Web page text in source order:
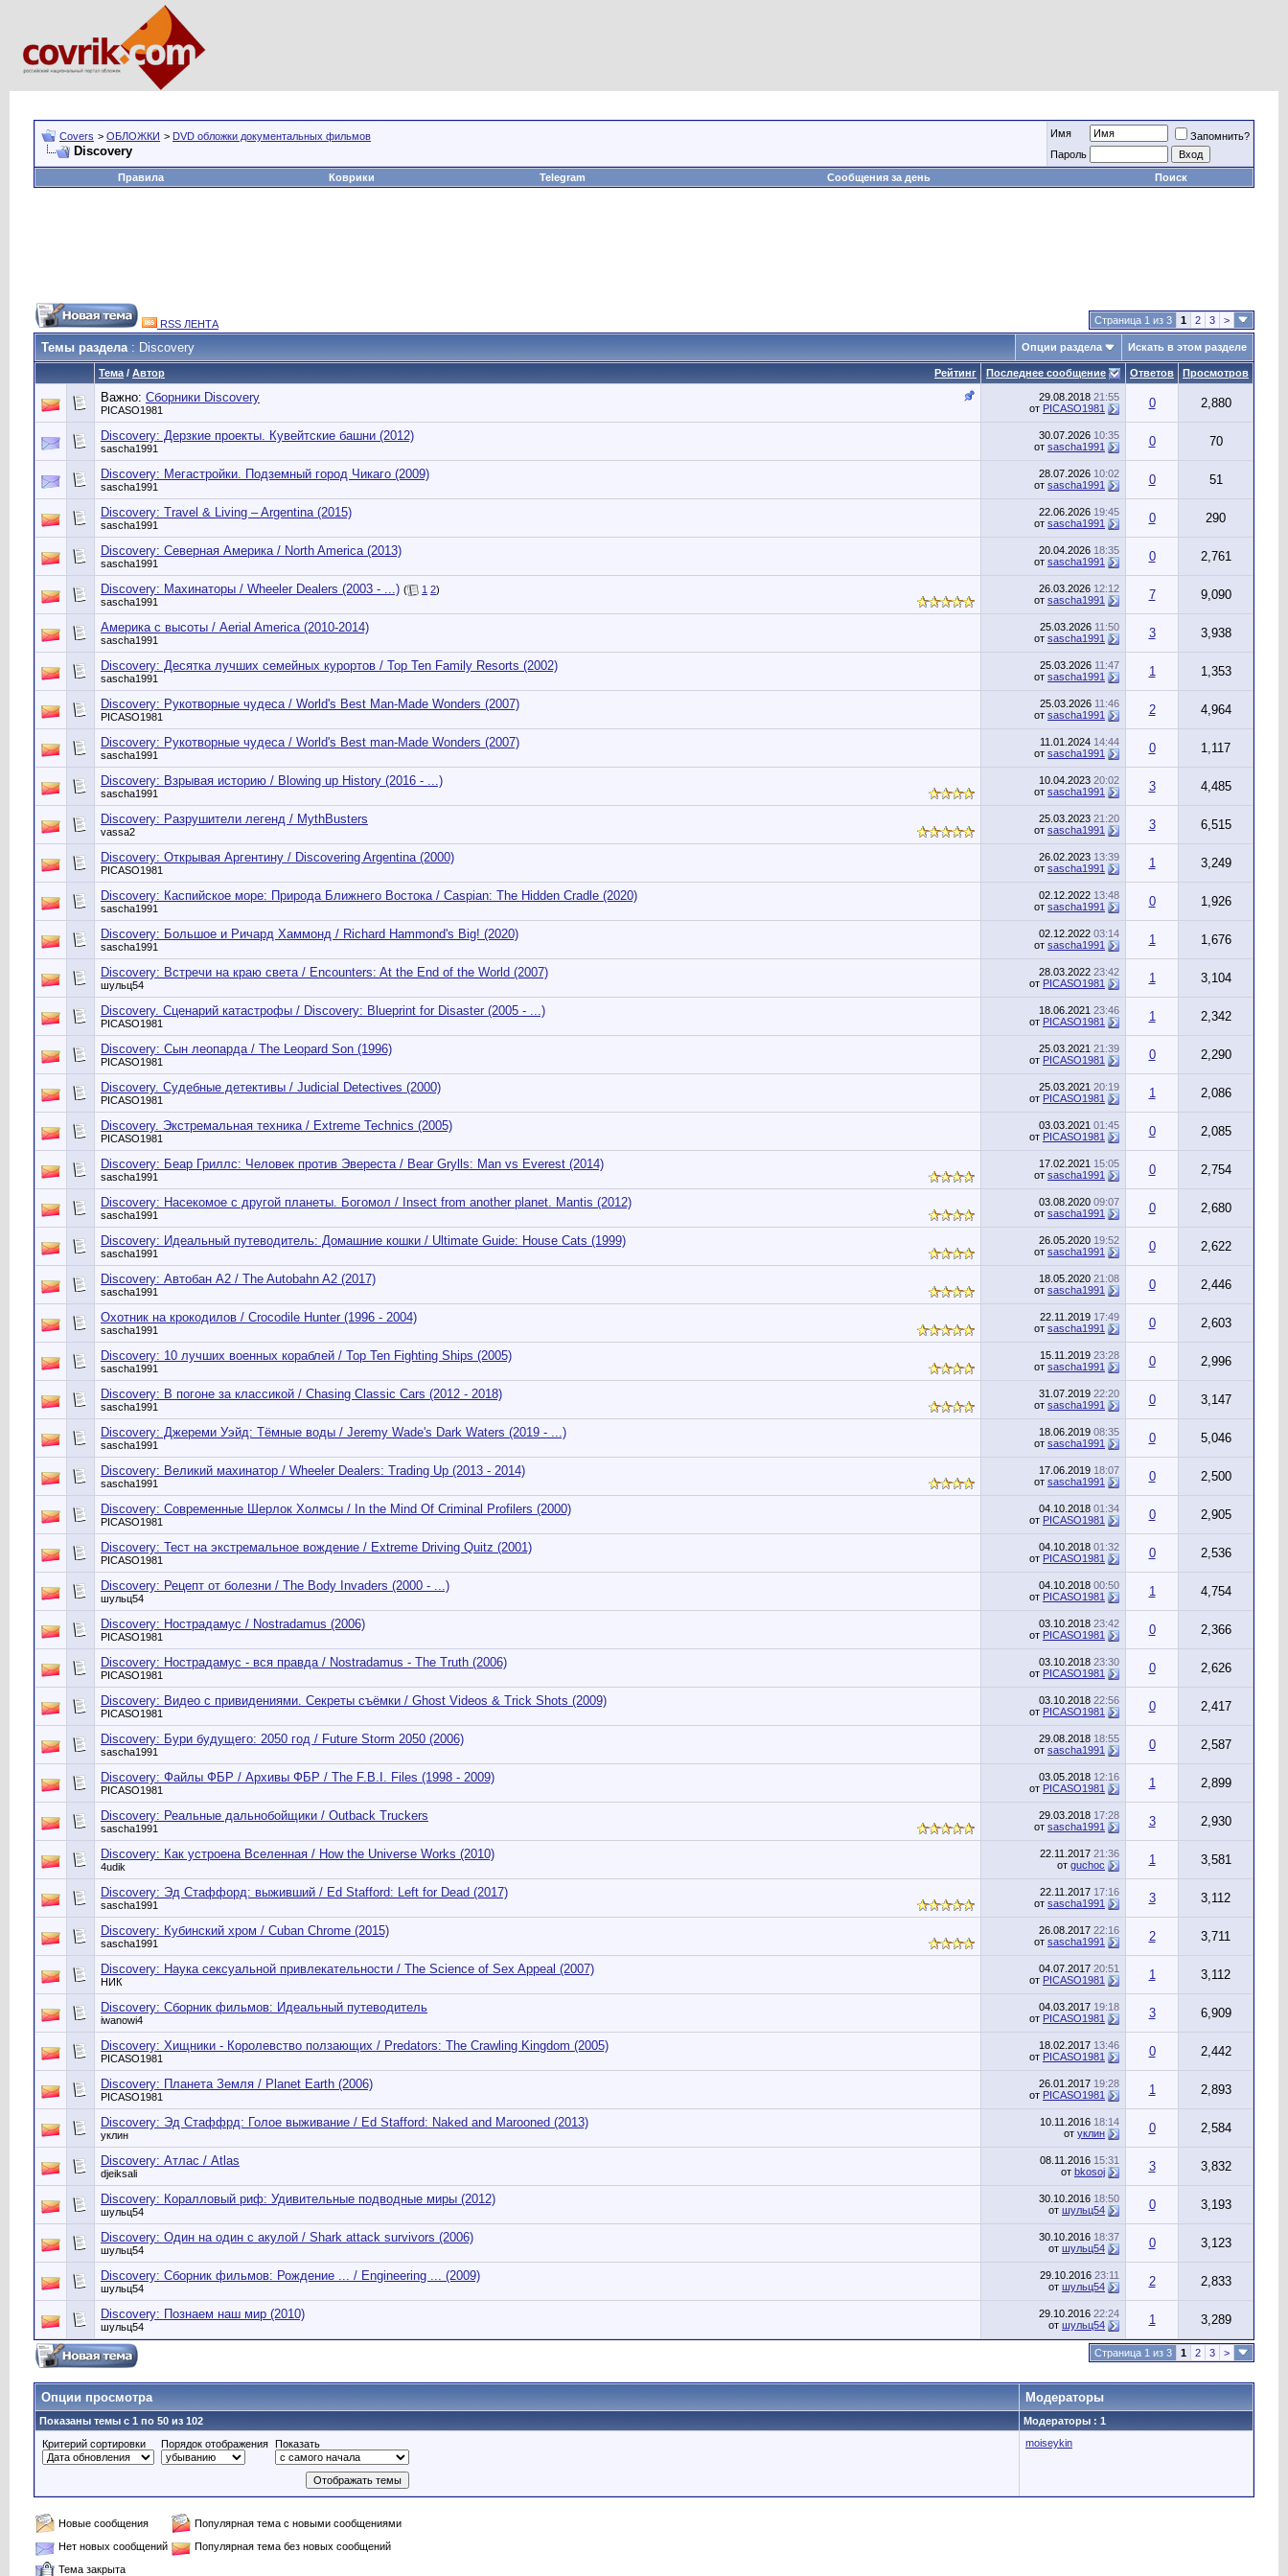
Covers > ОБЛОЖКИ > DVD обложки документальных фильмов
Discovery
Имя
Запомнить?
Пароль
Правила
Коврики Telegram Сообщения за день Поиск
RSS ЛЕНТА Страница 1 из 3 1 2 3 >
Темы раздела: Discovery Опции раздела Искать в этом разделе
Рейтинг
Тема / Автор Последнее сообщение Ответов Просмотров
Важно: Сборники Discovery
PICASO1981
29.08.2018 21:55
от PICASO1981 0 2,880
Discovery: Дерзкие проекты. Кувейтские башни (2012)
sascha1991
30.07.2026 10:35
от sascha1991 0 70
Discovery: Мегастройки. Подземный город Чикаго (2009)
sascha1991
28.07.2026 10:02
от sascha1991 0 51
Discovery: Travel & Living – Argentina (2015)
sascha1991
22.06.2026 19:45
от sascha1991 0 290
Discovery: Северная Америка / North America (2013)
sascha1991
20.04.2026 18:35
от sascha1991 0 2,761
Discovery: Махинаторы / Wheeler Dealers (2003 - ...) ( 1 2)
sascha1991
26.03.2026 12:12
от sascha1991 7 9,090
Америка с высоты / Aerial America (2010-2014)
sascha1991
25.03.2026 11:50
от sascha1991 3 3,938
Discovery: Десятка лучших семейных курортов / Top Ten Family Resorts (2002)
sascha1991
25.03.2026 11:47
от sascha1991 1 1,353
Discovery: Рукотворные чудеса / World's Best Man-Made Wonders (2007)
PICASO1981
25.03.2026 11:46
от sascha1991 2 4,964
Discovery: Рукотворные чудеса / World's Best man-Made Wonders (2007)
sascha1991
11.01.2024 14:44
от sascha1991 0 1,117
Discovery: Взрывая историю / Blowing up History (2016 - ...)
sascha1991
10.04.2023 20:02
от sascha1991 3 4,485
Discovery: Разрушители легенд / MythBusters
vassa2
25.03.2023 21:20
от sascha1991 3 6,515
Discovery: Открывая Аргентину / Discovering Argentina (2000)
PICASO1981
26.02.2023 13:39
от sascha1991 1 3,249
Discovery: Каспийское море: Природа Ближнего Востока / Caspian: The Hidden Cradle (2020)
sascha1991
02.12.2022 13:48
от sascha1991 0 1,926
Discovery: Большое и Ричард Хаммонд / Richard Hammond's Big! (2020)
sascha1991
02.12.2022 03:14
от sascha1991 1 1,676
Discovery: Встречи на краю света / Encounters: At the End of the World (2007)
шульц54
28.03.2022 23:42
от PICASO1981 1 3,104
Discovery. Сценарий катастрофы / Discovery: Blueprint for Disaster (2005 - ...)
PICASO1981
18.06.2021 23:46
от PICASO1981 1 2,342
Discovery: Сын леопарда / The Leopard Son (1996)
PICASO1981
25.03.2021 21:39
от PICASO1981 0 2,290
Discovery. Судебные детективы / Judicial Detectives (2000)
PICASO1981
25.03.2021 20:19
от PICASO1981 1 2,086
Discovery. Экстремальная техника / Extreme Technics (2005)
PICASO1981
03.03.2021 01:45
от PICASO1981 0 2,085
Discovery: Беар Гриллс: Человек против Эвереста / Bear Grylls: Man vs Everest (2014)
sascha1991
17.02.2021 15:05
от sascha1991 0 2,754
Discovery: Насекомое с другой планеты. Богомол / Insect from another planet. Mantis (2012)
sascha1991
03.08.2020 09:07
от sascha1991 0 2,680
Discovery: Идеальный путеводитель: Домашние кошки / Ultimate Guide: House Cats (1999)
sascha1991
26.05.2020 19:52
от sascha1991 0 2,622
Discovery: Автобан А2 / The Autobahn A2 (2017)
sascha1991
18.05.2020 21:08
от sascha1991 0 2,446
Охотник на крокодилов / Crocodile Hunter (1996 - 2004)
sascha1991
22.11.2019 17:49
от sascha1991 0 2,603
Discovery: 10 лучших военных кораблей / Top Ten Fighting Ships (2005)
sascha1991
15.11.2019 23:28
от sascha1991 0 2,996
Discovery: В погоне за классикой / Chasing Classic Cars (2012 - 2018)
sascha1991
31.07.2019 22:20
от sascha1991 0 3,147
Discovery: Джереми Уэйд: Тёмные воды / Jeremy Wade's Dark Waters (2019 - ...)
sascha1991
18.06.2019 08:35
от sascha1991 0 5,046
Discovery: Великий махинатор / Wheeler Dealers: Trading Up (2013 - 2014)
sascha1991
17.06.2019 18:07
от sascha1991 0 2,500
Discovery: Современные Шерлок Холмсы / In the Mind Of Criminal Profilers (2000)
PICASO1981
04.10.2018 01:34
от PICASO1981 0 2,905
Discovery: Тест на экстремальное вождение / Extreme Driving Quitz (2001)
PICASO1981
04.10.2018 01:32
от PICASO1981 0 2,536
Discovery: Рецепт от болезни / The Body Invaders (2000 - ...)
шульц54
04.10.2018 00:50
от PICASO1981 1 4,754
Discovery: Нострадамус / Nostradamus (2006)
PICASO1981
03.10.2018 23:42
от PICASO1981 0 2,366
Discovery: Нострадамус - вся правда / Nostradamus - The Truth (2006)
PICASO1981
03.10.2018 23:30
от PICASO1981 0 2,626
Discovery: Видео с привидениями. Секреты съёмки / Ghost Videos & Trick Shots (2009)
PICASO1981
03.10.2018 22:56
от PICASO1981 0 2,417
Discovery: Бури будущего: 2050 год / Future Storm 2050 (2006)
sascha1991
29.08.2018 18:55
от sascha1991 0 2,587
Discovery: Файлы ФБР / Архивы ФБР / The F.B.I. Files (1998 - 2009)
PICASO1981
03.05.2018 12:16
от PICASO1981 1 2,899
Discovery: Реальные дальнобойщики / Outback Truckers
sascha1991
29.03.2018 17:28
от sascha1991 3 2,930
Discovery: Как устроена Вселенная / How the Universe Works (2010)
4udik
22.11.2017 21:36
от guchoc 1 3,581
Discovery: Эд Стаффорд: выживший / Ed Stafford: Left for Dead (2017)
sascha1991
22.11.2017 17:16
от sascha1991 3 3,112
Discovery: Кубинский хром / Cuban Chrome (2015)
sascha1991
26.08.2017 22:16
от sascha1991 2 3,711
Discovery: Наука сексуальной привлекательности / The Science of Sex Appeal (2007)
НИК
04.07.2017 20:51
от PICASO1981 1 3,112
Discovery: Сборник фильмов: Идеальный путеводитель
iwanowi4
04.03.2017 19:18
от PICASO1981 3 6,909
Discovery: Хищники - Королевство ползающих / Predators: The Crawling Kingdom (2005)
PICASO1981
18.02.2017 13:46
от PICASO1981 0 2,442
Discovery: Планета Земля / Planet Earth (2006)
PICASO1981
26.01.2017 19:28
от PICASO1981 1 2,893
Discovery: Эд Стаффрд: Голое выживание / Ed Stafford: Naked and Marooned (2013)
уклин
10.11.2016 18:14
от уклин 0 2,584
Discovery: Атлас / Atlas
djeiksali
08.11.2016 15:31
от bkosoj 3 3,832
Discovery: Коралловый риф: Удивительные подводные миры (2012)
шульц54
30.10.2016 18:50
от шульц54 0 3,193
Discovery: Один на один с акулой / Shark attack survivors (2006)
шульц54
30.10.2016 18:37
от шульц54 0 3,123
Discovery: Сборник фильмов: Рождение ... / Engineering ... (2009)
шульц54
29.10.2016 23:11
от шульц54 2 2,833
Discovery: Познаем наш мир (2010)
шульц54
29.10.2016 22:24
от шульц54 1 3,289
Страница 1 из 3 1 2 3 >
Опции просмотра Модераторы
Показаны темы с 1 по 50 из 102
Модераторы : 1
Критерий сортировки
Порядок отображения Показать moiseykin
Новые сообщения
Популярная тема с новыми сообщениями
Нет новых сообщений
Популярная тема без новых сообщений
Тема закрыта